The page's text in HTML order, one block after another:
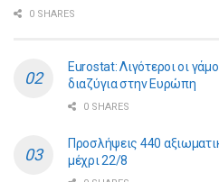
0 SHARES
Eurostat: Λιγότεροι οι
διαζύγια στην Ευρώπη
0 SHARES
Προσλήψεις 440
μέχρι 22/8